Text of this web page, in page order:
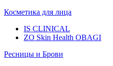
Косметика для лица
IS CLINICAL
ZO Skin Health OBAGI
Ресницы и Брови